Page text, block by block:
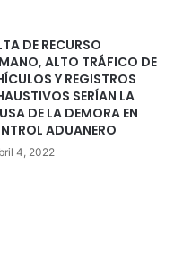
DE RECURSO
ALTO TRÁFICO DE
Y REGISTROS
SERÍAN LA
DE LA DEMORA EN
ADUANERO
4, 2022